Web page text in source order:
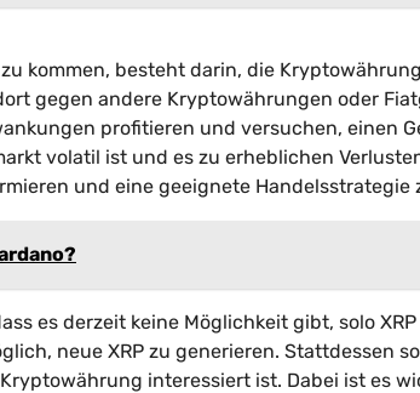
kommen, besteht darin, die
gegen andere Kryptowährungen oder
profitieren und versuchen, einen
volatil ist und es zu erheblichen
und eine geeignete Handelsstrategie
es derzeit keine Möglichkeit gibt, solo
neue XRP zu generieren. Stattdessen
interessiert ist. Dabei ist es